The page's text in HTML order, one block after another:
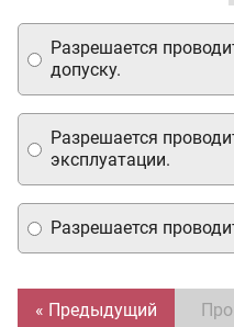
Разрешается
эксплуатации.
Разрешается
допуску.
Разрешается
« Предыдущий